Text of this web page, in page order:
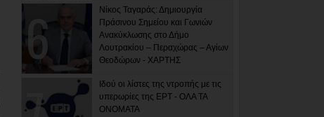
Νίκος Ταγαράς: Δημιουργία
Πράσινου Σημείου και Γωνιών
Ανακύκλωσης στο Δήμο
Λουτρακίου – Περαχώρας – Αγίων
Θεοδώρων - ΧΑΡΤΗΣ
Ιδού οι λίστες της ντροπής με τις
υπερωρίες της ΕΡΤ - ΟΛΑ ΤΑ
ΟΝΟΜΑΤΑ